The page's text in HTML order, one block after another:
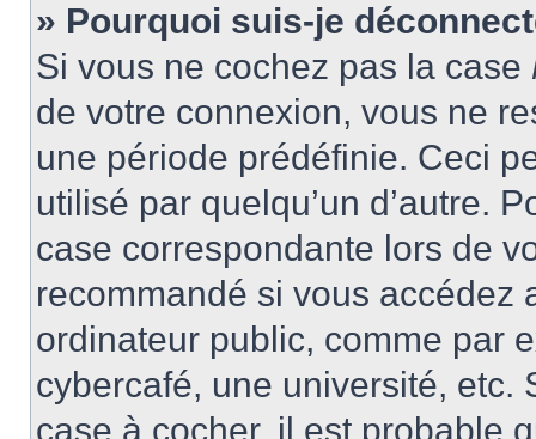
» Pourquoi suis-je
Si vous ne cochez pas la case
de votre connexion, vous ne
une période prédéfinie. Ceci
utilisé par quelqu’un d’autre.
case correspondante lors de
recommandé si vous accédez
ordinateur public, comme par
cybercafé, une université, etc.
case à cocher, il est probable